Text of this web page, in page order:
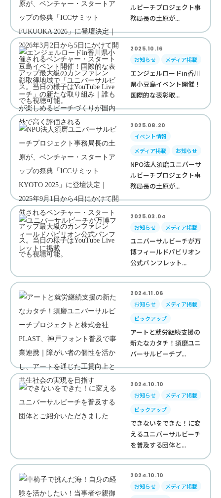
ルビーチプロジェクト事
務局長の土原が...
2025.10.16
お知らせ
メディア掲載
エンジェルロードin香川
県小豆島イベント開催！
国際的な表彰取...
2025.08.20
イベント情報
メディア掲載
お知らせ
NPO法人須磨ユニバーサ
ルビーチプロジェクト事
務局長の土原が...
2025.03.04
お知らせ
メディア掲載
ユニバーサルビーチが万
博フィールドパビリオン
公式パンフレット...
2024.11.06
お知らせ
メディア掲載
ピックアップ
アートと就労継続支援の
新たなカタチ！須磨ユニ
バーサルビーチプ...
2024.10.10
お知らせ
メディア掲載
ピックアップ
できないをできた！に変
えるユニバーサルビーチ
を普及する団体と...
2024.10.10
お知らせ
メディア掲載